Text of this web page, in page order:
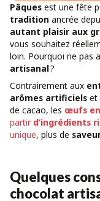
Pâques est une fête
tradition ancrée
autant plaisir aux
vous souhaitez
loin. Pourquoi ne pas
artisanal?
Contrairement aux
arômes artificiels et
de cacao, les œufs
partir d’ingrédients
unique, plus de
Quelques
chocolat